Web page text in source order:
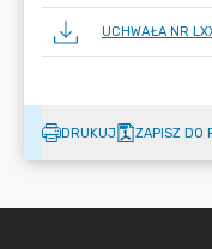
UCHWAŁA NR
DRUKUJ ZAPISZ DO